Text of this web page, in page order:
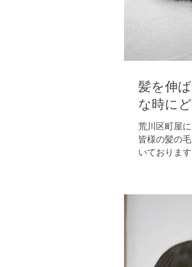
髪を伸
な時にど
荒川区町屋
皆様の髪の
いておりま